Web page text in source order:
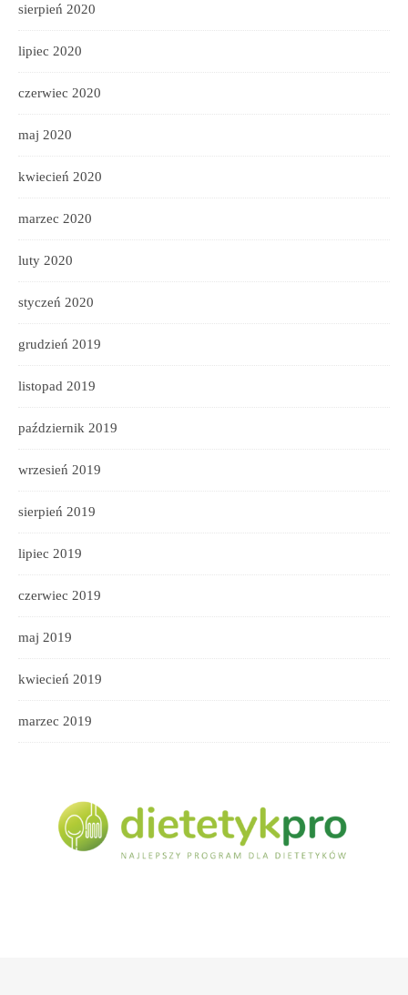
sierpień 2020
lipiec 2020
czerwiec 2020
maj 2020
kwiecień 2020
marzec 2020
luty 2020
styczeń 2020
grudzień 2019
listopad 2019
październik 2019
wrzesień 2019
sierpień 2019
lipiec 2019
czerwiec 2019
maj 2019
kwiecień 2019
marzec 2019